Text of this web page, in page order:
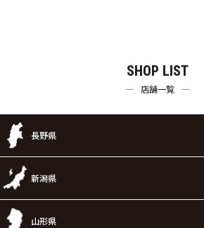
SHOP LIST
店舗一覧
長野県
新潟県
山形県